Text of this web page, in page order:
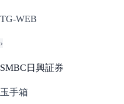
TG-WEB
›
SMBC日興証券
玉手箱